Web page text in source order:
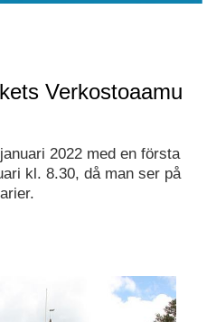
Verkostoaamu
2022 med en första
kl. 8.30, då man ser på